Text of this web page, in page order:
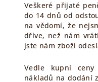
Veškeré přijaté
do 14 dnů od
na vědomí, že
dříve, než nám
jste nám zboží
Vedle kupní
nákladů na dodání